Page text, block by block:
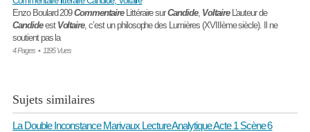
Enzo Boulard 209CommentaireLittéraire surCandide, VoltaireL’auteur de
Candideest Voltaire, c’est un philosophe des Lumières (XVIIIème siècle). Il ne
soutient pas la
4 Pages• 1195 Vues
Sujets similaires
La Double Inconstance Marivaux Lecture Analytique Acte 1 Scène 6